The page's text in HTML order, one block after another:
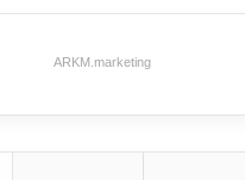
ARKM.marketing